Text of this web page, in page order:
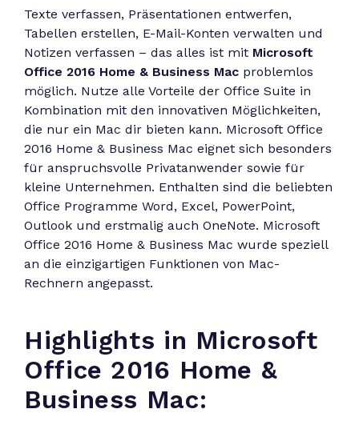
Texte verfassen, Präsentationen entwerfen,
Tabellen erstellen, E-Mail-Konten verwalten und
Notizen verfassen – das alles ist mit Microsoft
Office 2016 Home & Business Mac problemlos
möglich. Nutze alle Vorteile der Office Suite in
Kombination mit den innovativen Möglichkeiten,
die nur ein Mac dir bieten kann. Microsoft Office
2016 Home & Business Mac eignet sich besonders
für anspruchsvolle Privatanwender sowie für
kleine Unternehmen. Enthalten sind die beliebten
Office Programme Word, Excel, PowerPoint,
Outlook und erstmalig auch OneNote. Microsoft
Office 2016 Home & Business Mac wurde speziell
an die einzigartigen Funktionen von Mac-
Rechnern angepasst.
Highlights in Microsoft
Office 2016 Home &
Business Mac: